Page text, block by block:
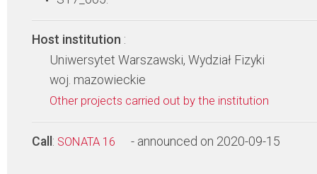
Host institution :
Uniwersytet Warszawski, Wydział Fizyki
woj. mazowieckie
Other projects carried out by the institution
Call : SONATA 16 - announced on 2020-09-15